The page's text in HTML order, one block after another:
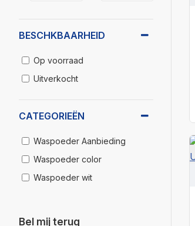
CATEGORIEËN
Waspoeder Aanbieding
Waspoeder color
Waspoeder wit
BESCHKBAARHEID
Op voorraad
Uitverkocht
Bel mij terug